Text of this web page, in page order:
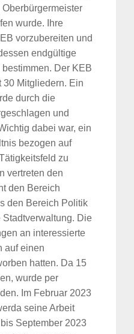
wurde. Ihre
vorzubereiten und
endgültige
Der KEB
30 Mitgliedern. Ein
durch die
und
dabei war, ein
bezogen auf
zu
vertreten den
den Bereich
den Bereich Politik
Die
an interessierte
auf einen
hatten. Da 15
wurde per
Im Februar 2023
seine Arbeit
September 2023